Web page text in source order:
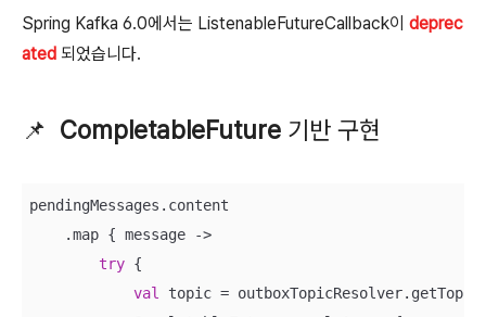
Spring Kafka 6.0에서는 ListenableFutureCallback이 deprec
ated 되었습니다.
📌 CompletableFuture 기반 구현
pendingMessages.content
    .map { message ->
try {
val
topic =